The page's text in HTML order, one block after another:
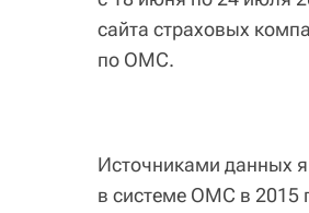
сайта страховых
по ОМС.
Источниками данных
в системе ОМС в 2015